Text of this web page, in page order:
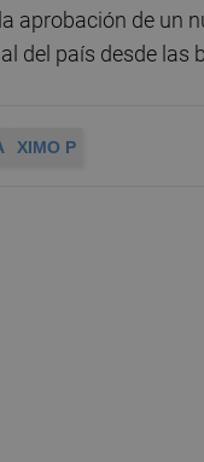
aprobación de un
del país desde las
XIMO P